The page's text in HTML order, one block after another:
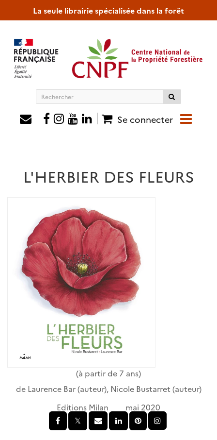
La seule librairie spécialisée dans la forêt
Rechercher
siteSe connecter
L'HERBIER DES FLEURS
(à partir de 7 ans)
de Laurence Bar(auteur), Nicole Bustarret (auteur)
Editions Milan
mai 2020